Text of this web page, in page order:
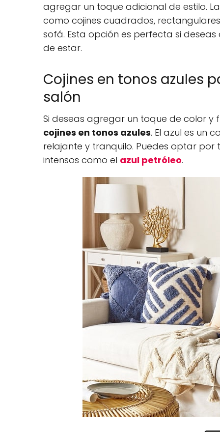
agregar un toque adicional de estilo.
como cojines cuadrados,
sofá. Esta opción es perfecta si
de estar.
Cojines en tonos azules
salón
Si deseas agregar un toque de color
cojines en tonos azules. El azul es un
relajante y tranquilo. Puedes optar por
intensos como el azul petróleo.